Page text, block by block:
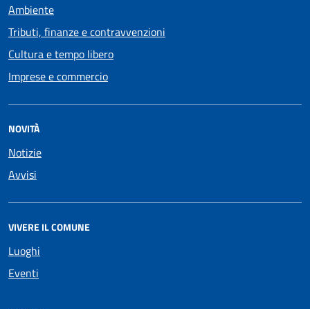
Ambiente
Tributi, finanze e contravvenzioni
Cultura e tempo libero
Imprese e commercio
NOVITÀ
Notizie
Avvisi
VIVERE IL COMUNE
Luoghi
Eventi